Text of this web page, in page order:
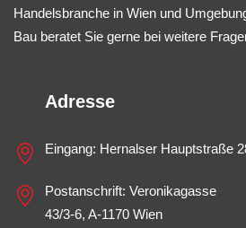
Handelsbranche in Wien und
Bau beratet Sie gerne bei weitere
Adresse
Eingang: Hernalser Hauptstraße
Postanschrift: Veronikagasse
43/3-6, A-1170 Wien